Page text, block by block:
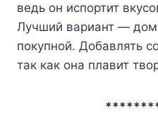
ведь он испортит
Лучший вариант —
покупной. Добавлять
так как она плавит